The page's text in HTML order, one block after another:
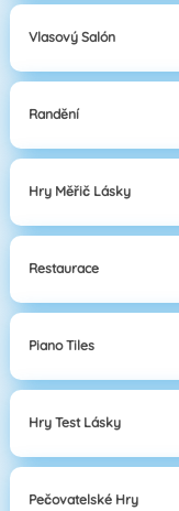
Vlasový Salón
Randění
Hry Měřič Lásky
Restaurace
Piano Tiles
Hry Test Lásky
Pečovatelské Hry